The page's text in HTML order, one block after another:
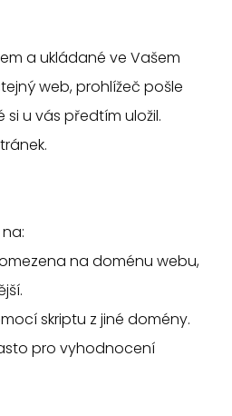
a ukládané ve Vašem
web, prohlížeč pošle
u vás předtím uložil.
na doménu webu,
skriptu z jiné domény.
pro vyhodnocení